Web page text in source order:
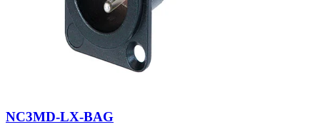
NC3MD-LX-BAG